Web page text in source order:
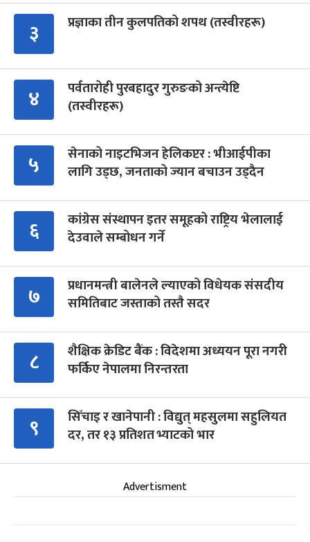
३ प्रज्ञाका तीन कुलपतिको शपथ (तस्वीरहरू)
४
पर्वतारोही पुरबहादुर गुरुङको अन्त्येष्टि
(तस्वीरहरू)
५
सेनाको नाइटभिजन हेलिकप्टर : भीआईपीका
लागि उड्छ, जनताको ज्यान बचाउन उड्दैन
६
कांग्रेस संस्थापन इतर समूहको राष्ट्रिय भेलालाई
देउवाले सम्बोधन गर्ने
७
प्रधानमन्त्री बालेनले ल्याएको विधेयक संसदीय
समितिबाट जस्ताको तस्तै सदर
८
शैक्षिक क्रेडिट बैंक : विदेशमा अध्ययन पूरा नगरी
फर्किए नेपालमा निरन्तरता
९
सिँचाइ र खानेपानी : विद्युत् महसुलमा सहुलियत
दर, तर १३ प्रतिशत भ्याटको भार
Advertisment